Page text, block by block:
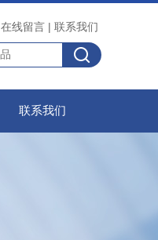
在线留言 | 联系我们
联系我们